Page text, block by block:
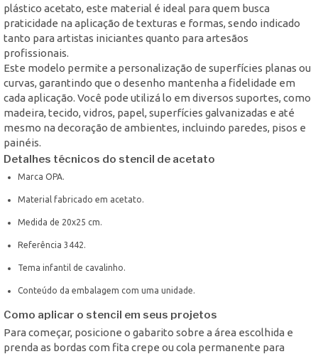
plástico acetato, este material é ideal para quem busca
praticidade na aplicação de texturas e formas, sendo indicado
tanto para artistas iniciantes quanto para artesãos
profissionais.
Este modelo permite a personalização de superfícies planas ou
curvas, garantindo que o desenho mantenha a fidelidade em
cada aplicação. Você pode utilizá lo em diversos suportes, como
madeira, tecido, vidros, papel, superfícies galvanizadas e até
mesmo na decoração de ambientes, incluindo paredes, pisos e
painéis.
Detalhes técnicos do stencil de acetato
Marca OPA.
Material fabricado em acetato.
Medida de 20x25 cm.
Referência 3442.
Tema infantil de cavalinho.
Conteúdo da embalagem com uma unidade.
Como aplicar o stencil em seus projetos
Para começar, posicione o gabarito sobre a área escolhida e
prenda as bordas com fita crepe ou cola permanente para